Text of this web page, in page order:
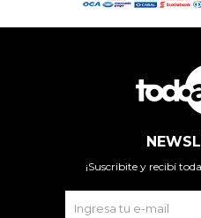
¡Suscribite y recibí